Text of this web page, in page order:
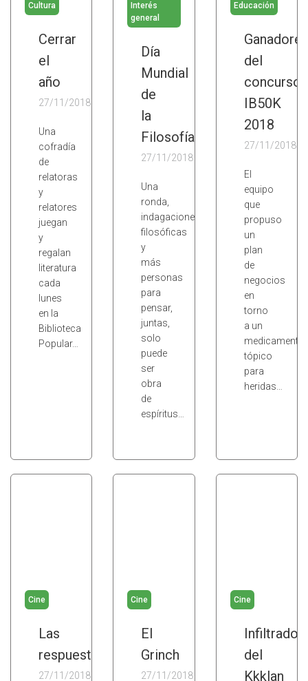
Cultura
Cerrar
el
año
27/11/2018
Una
cofradía
de
relatoras
y
relatores
juegan
y
regalan
literatura
cada
lunes
en la
Biblioteca
Popular…
Interés
general
Día
Mundial
de
la
Filosofía
27/11/2018
Una
ronda,
indagaciones
filosóficas
y
más
personas
para
pensar,
juntas,
solo
puede
ser
obra
de
espíritus…
Educación
Ganadores
del
concurso
IB50K
2018
27/11/2018
El
equipo
que
propuso
un
plan
de
negocios
en
torno
a un
medicamento
tópico
para
heridas…
Cine
Las
respuestas
27/11/2018
Cine
El
Grinch
27/11/2018
Cine
Infiltrado
del
Kkklan